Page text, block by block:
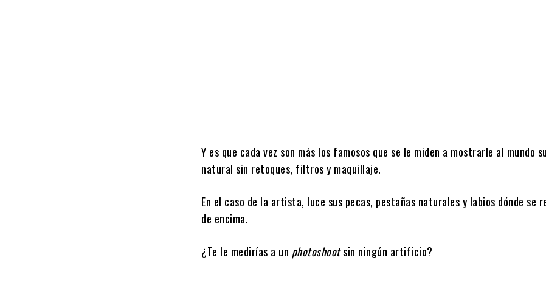
Y es que cada vez son más los famosos que se le miden a mostrarle al mundo
natural sin retoques, filtros y maquillaje.
En el caso de la artista, luce sus pecas, pestañas naturales y labios dónde se
de encima.
¿Te le medirías a un photoshootsin ningún artificio?